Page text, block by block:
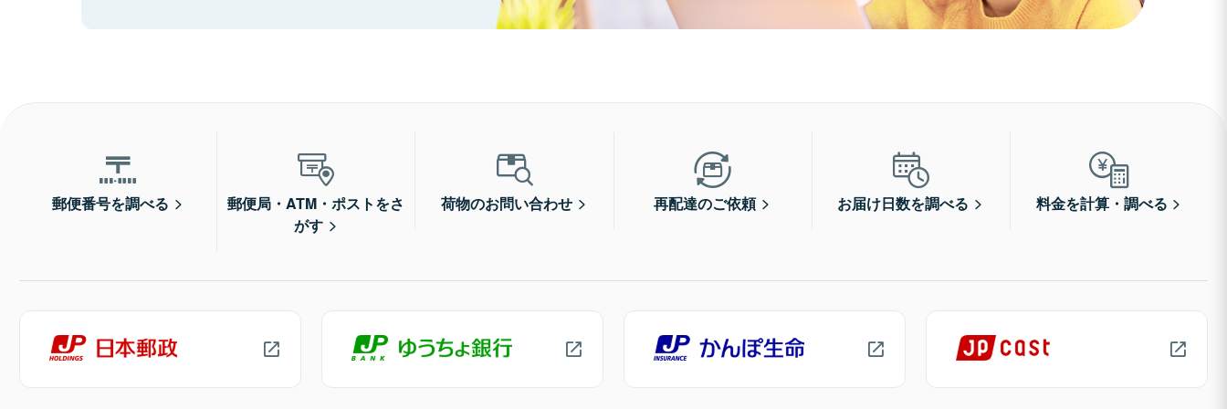
郵便番号を調べる
郵便局・ATM・ポストをさ
がす
荷物のお問い合わせ 再配達のご依頼 お届け日数を調べる 料金を計算・調べる